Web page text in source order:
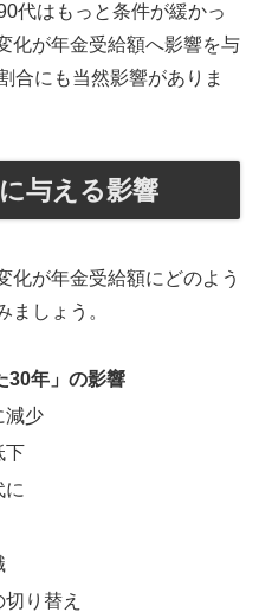
代はもっと条件が緩かっ
化が年金受給額へ影響を与
合にも当然影響がありま
与える影響
化が年金受給額にどのよう
ましょう。
30年」の影響
減少
下
に
り替え